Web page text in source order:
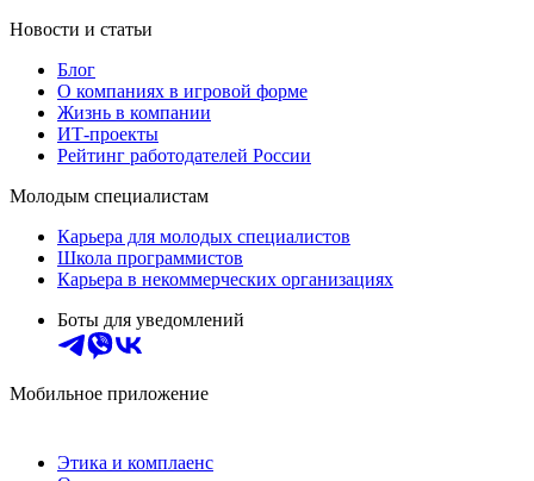
Новости и статьи
Блог
О компаниях в игровой форме
Жизнь в компании
ИТ-проекты
Рейтинг работодателей России
Молодым специалистам
Карьера для молодых специалистов
Школа программистов
Карьера в некоммерческих организациях
Боты для уведомлений
Мобильное приложение
Этика и комплаенс